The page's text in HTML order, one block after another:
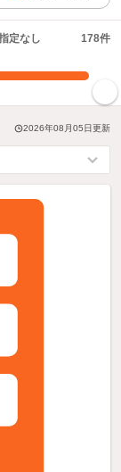
定なし 178件
2026年08月05日更新